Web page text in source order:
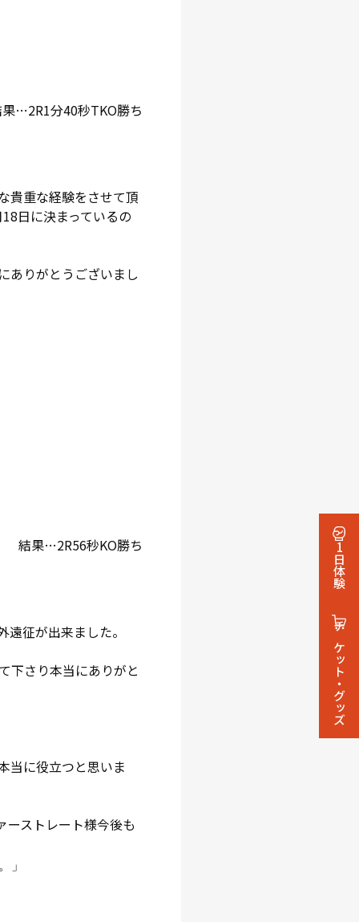
1日体験
チケット・グッズ
…2R1分40秒TKO勝ち
貴重な経験をさせて頂
日に決まっているの
ありがとうございまし
結果…2R56秒KO勝ち
征が出来ました。
下さり本当にありがと
当に役立つと思いま
ーストレート様今後も
」